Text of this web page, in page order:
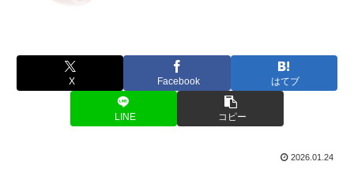
X Facebook はてブ
LINE コピー
2026.01.24